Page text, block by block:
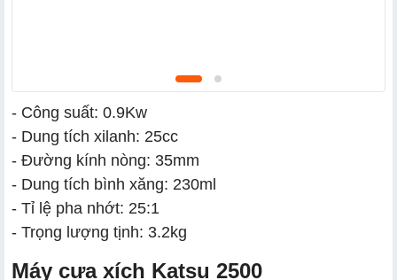
- Công suất: 0.9Kw
- Dung tích xilanh: 25cc
- Đường kính nòng: 35mm
- Dung tích bình xăng: 230ml
- Tỉ lệ pha nhớt: 25:1
- Trọng lượng tịnh: 3.2kg
Máy cưa xích Katsu 2500